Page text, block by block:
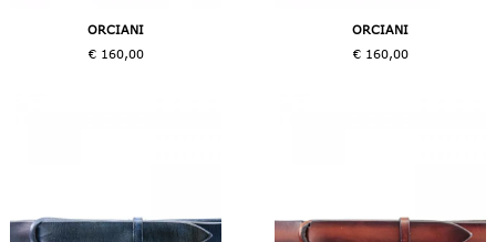
ORCIANI
€ 160,00
ORCIANI
€ 160,00